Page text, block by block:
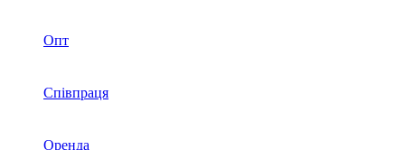
Опт
Співпраця
Оренда